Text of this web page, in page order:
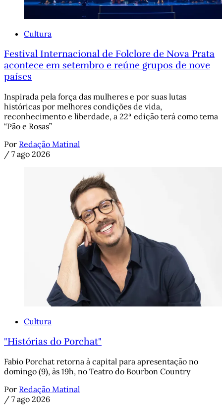
Cultura
Festival Internacional de Folclore de Nova Prata
acontece em setembro e reúne grupos de nove
países
Inspirada pela força das mulheres e por suas lutas
históricas por melhores condições de vida,
reconhecimento e liberdade, a 22ª edição terá como tema
“Pão e Rosas”
Por Redação Matinal
/ 7 ago 2026
Cultura
"Histórias do Porchat"
Fabio Porchat retorna à capital para apresentação no
domingo (9), às 19h, no Teatro do Bourbon Country
Por Redação Matinal
/ 7 ago 2026